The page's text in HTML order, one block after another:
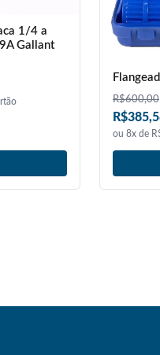
1/4 a
Gallant
R$600,00
ou 8x de